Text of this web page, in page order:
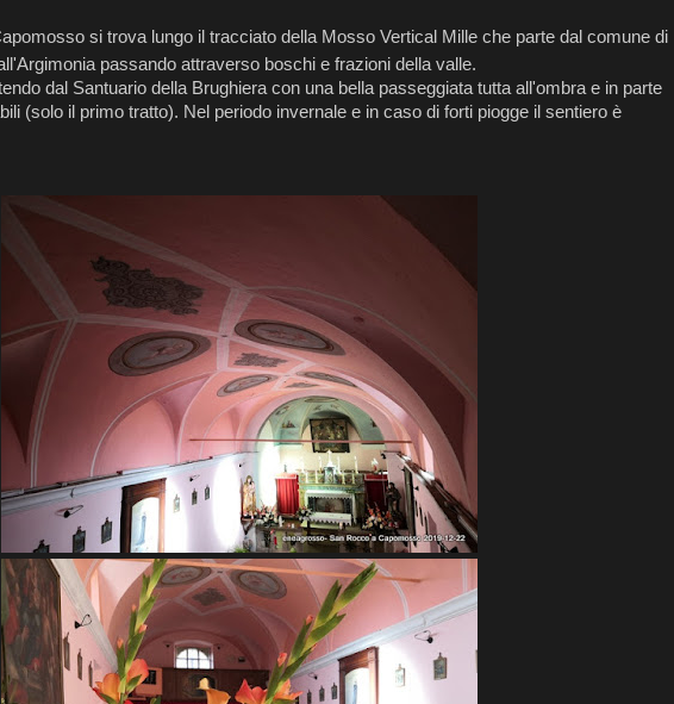
si trova lungo il tracciato della Mosso Vertical Mille che parte dal comune di
passando attraverso boschi e frazioni della valle.
dal Santuario della Brughiera con una bella passeggiata tutta all'ombra e in parte
(solo il primo tratto). Nel periodo invernale e in caso di forti piogge il sentiero è